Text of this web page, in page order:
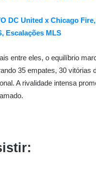
DC United x Chicago
Escalações MLS
entre eles, o equilíbrio
35 empates, 30 vitórias
A rivalidade intensa